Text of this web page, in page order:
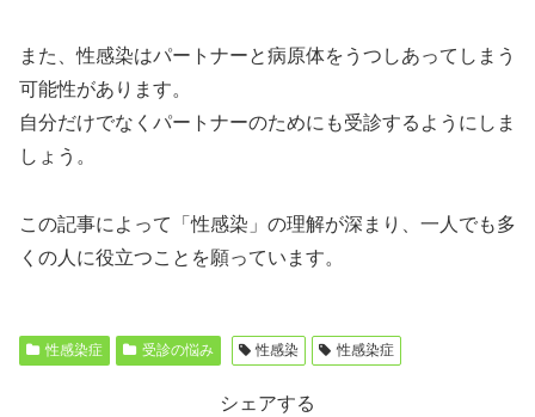
また、性感染はパートナーと病原体をうつしあってしまう
可能性があります。
自分だけでなくパートナーのためにも受診するようにしま
しょう。
この記事によって「性感染」の理解が深まり、一人でも多
くの人に役立つことを願っています。
性感染症 受診の悩み 性感染 性感染症
シェアする